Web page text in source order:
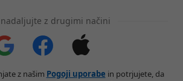
z drugimi načini
z našim Pogoji uporabe in potrjujete, da